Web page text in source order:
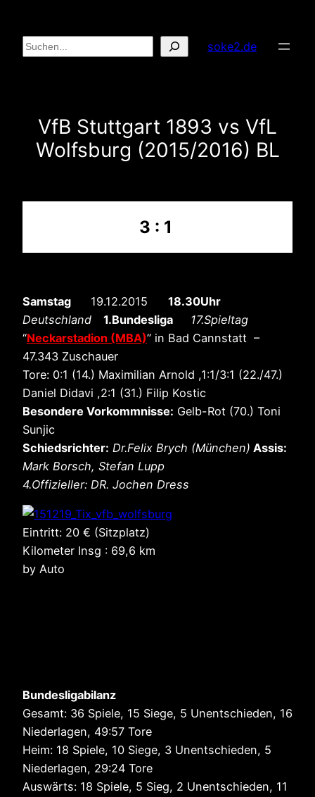
Inhalt
springen
Suchen soke2.de
VfB Stuttgart 1893 vs VfL
Wolfsburg (2015/2016) BL
3 : 1
Samstag 19.12.2015
18.30Uhr
Deutschland
1.Bundesliga
17.Spieltag
“Neckarstadion (MBA)” in Bad Cannstatt –
47.343 Zuschauer
Tore: 0:1 (14.) Maximilian Arnold ,1:1/3:1 (22./47.)
Daniel Didavi ,2:1 (31.) Filip Kostic
Besondere Vorkommnisse: Gelb-Rot (70.) Toni
Sunjic
Schiedsrichter: Dr.Felix Brych (München) Assis:
Mark Borsch, Stefan Lupp
4.Offizieller: DR. Jochen Dress
Eintritt: 20 € (Sitzplatz)
Kilometer Insg : 69,6 km
by Auto
Bundesligabilanz
Gesamt: 36 Spiele, 15 Siege, 5 Unentschieden, 16
Niederlagen, 49:57 Tore
Heim: 18 Spiele, 10 Siege, 3 Unentschieden, 5
Niederlagen, 29:24 Tore
Auswärts: 18 Spiele, 5 Sieg, 2 Unentschieden, 11